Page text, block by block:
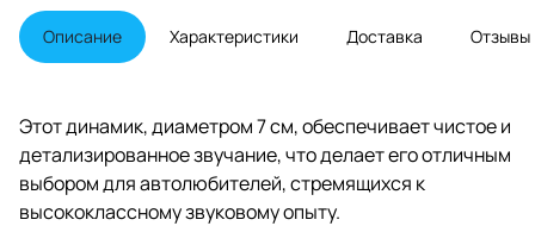
среднечастотного диапазона
звука.Описание Характеристики Доставка Отзывы
Этот динамик, диаметром 7 см, обеспечивает чистое и
детализированное звучание, что делает его отличным
выбором для автолюбителей, стремящихся к
высококлассному звуковому опыту.